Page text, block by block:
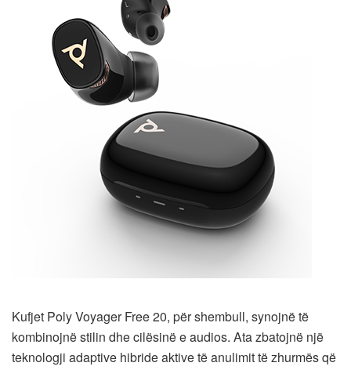
Kufjet Poly Voyager Free 20, për shembull, synojnë të
kombinojnë stilin dhe cilësinë e audios. Ata zbatojnë një
teknologji adaptive hibride aktive të anulimit të zhurmës që